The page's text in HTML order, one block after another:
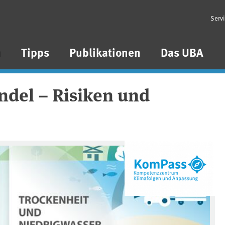
Tipps Publikationen Das UBA
– Risiken und